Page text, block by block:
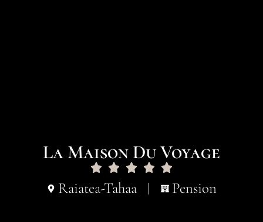
La Maison Du Voyage
Raiatea-Tahaa Pension